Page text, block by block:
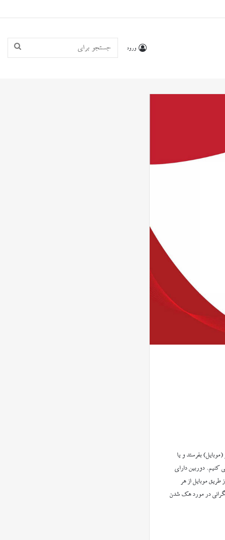
ورود
بفرستد و یا
کنیم. دوربین دارای
طریق موبایل از هر
در مورد هک شدن